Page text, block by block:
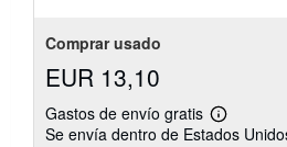
Comprar usado
EUR 13,10
Gastos de envío gratis
Más
Se envía dentro de Estados